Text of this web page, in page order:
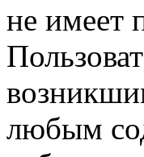
не имеет
любым